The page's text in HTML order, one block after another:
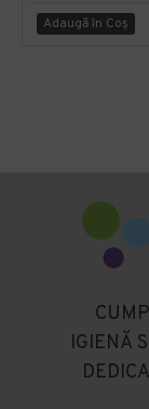
Adaugă în Coş
IGIENĂ